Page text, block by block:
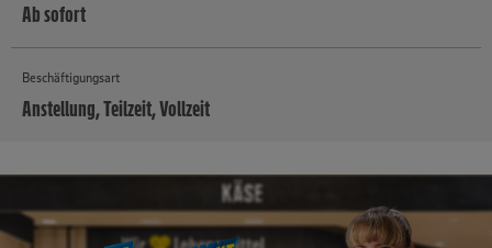
Ab sofort
Beschäftigungsart
Anstellung, Teilzeit, Vollzeit